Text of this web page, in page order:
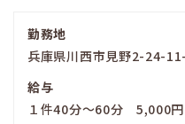
勤務地
兵庫県川西市見野2-24-
給与
１件40分～60分 5,000円